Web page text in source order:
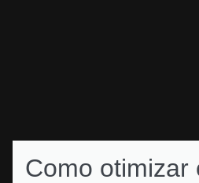
Como otimizar